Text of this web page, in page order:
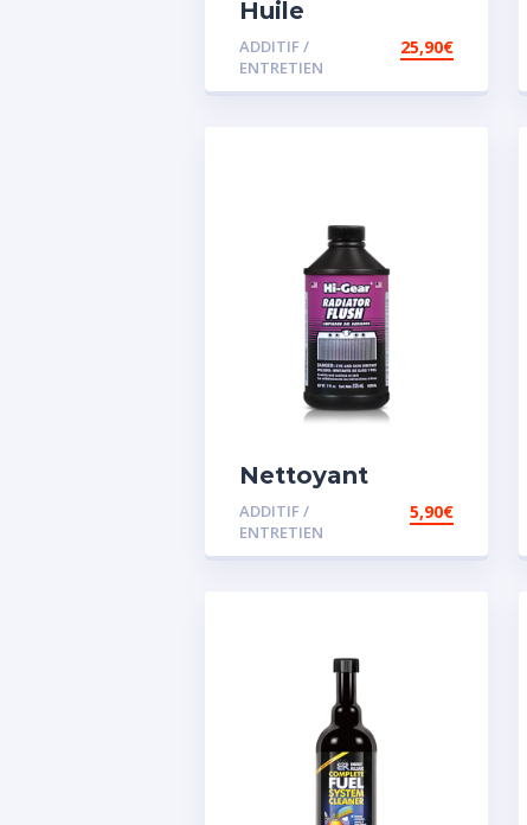
Huile
Remétallisant
Moteur SMT2
ADDITIF /
ENTRETIEN
25,90€
Nettoyant
radiateur
ADDITIF /
ENTRETIEN
5,90€